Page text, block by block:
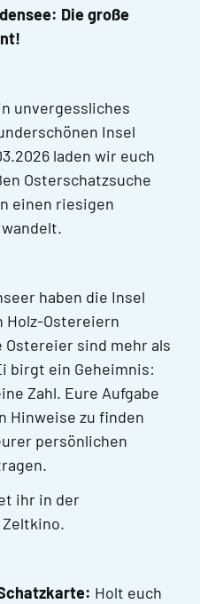
Die große
unvergessliches
Insel
laden wir euch
Osterschatzsuche
einen riesigen
haben die Insel
Ostereiern
sind mehr als
birgt ein Geheimnis:
Zahl. Eure Aufgabe
Hinweise zu finden
persönlichen
ihr in der
Holt euch